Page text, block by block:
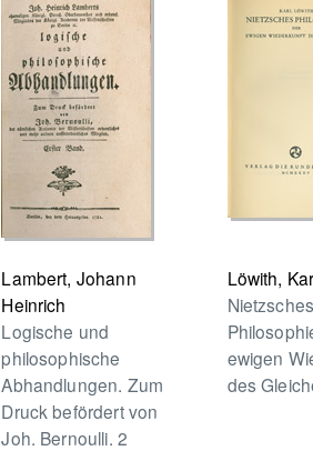
Lambert, Johann
Heinrich
Logische und
philosophische
Abhandlungen. Zum
Druck befördert von
Joh. Bernoulli. 2
Löwith,
ewigen
des